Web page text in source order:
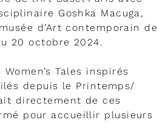
Goshka Macuga,
d’Art contemporain de
20 octobre 2024.
Tales inspirés
depuis le Printemps/
directement de ces
pour accueillir plusieurs